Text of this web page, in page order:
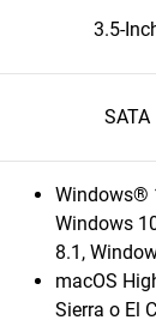
3.5-
SATA
Windows®
Windows
8.1,
macOS
Sierra o El